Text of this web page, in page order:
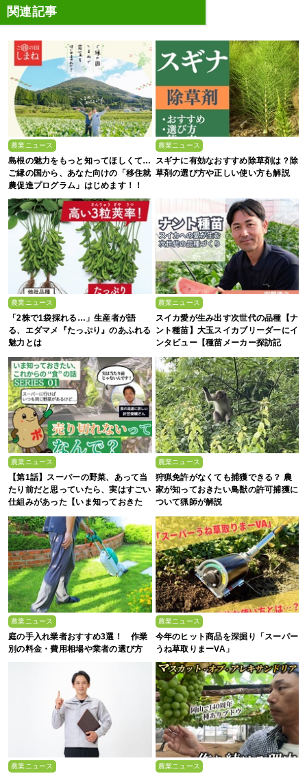
関連記事
農業ニュース
島根の魅力をもっと知ってほしくて…
ご縁の国から、あなた向けの「移住就
農促進プログラム」はじめます！！
農業ニュース
スギナに有効なおすすめ除草剤は？除
草剤の選び方や正しい使い方も解説
農業ニュース
「2株で1袋採れる…」生産者が語
る、エダマメ『たっぷり』のあふれる
魅力とは
農業ニュース
スイカ愛が生み出す次世代の品種【ナ
ント種苗】大玉スイカブリーダーにイ
ンタビュー【種苗メーカー探訪記
Vol.4】
農業ニュース
【第1話】スーパーの野菜、あって当
たり前だと思っていたら、実はすごい
仕組みがあった【いま知っておきた
い、これからの”食”の話】
農業ニュース
狩猟免許がなくても捕獲できる？ 農
家が知っておきたい鳥獣の許可捕獲に
ついて猟師が解説
農業ニュース
庭の手入れ業者おすすめ3選！ 作業
別の料金・費用相場や業者の選び方
農業ニュース
今年のヒット商品を深掘り「スーパー
うね草取りまーVA」
農業ニュース 農業ニュース